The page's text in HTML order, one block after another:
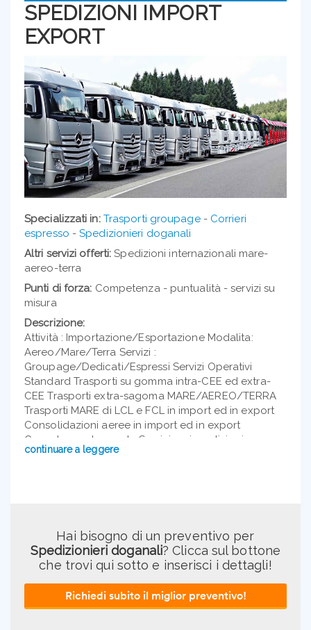
SPEDIZIONI IMPORT
EXPORT
Specializzati in: Trasporti groupage- Corrieri
espresso -Spedizionieri doganali
Altri servizi offerti:Spedizioni internazionali mare-
aereo-terra
Punti di forza: Competenza - puntualità - servizi su
misura
Descrizione:
Attività : Importazione/Esportazione Modalita:
Aereo/Mare/Terra Servizi :
Groupage/Dedicati/Espressi Servizi Operativi
Standard Trasporti su gomma intra-CEE ed extra-
CEE Trasporti extra-sagoma MARE/AEREO/TERRA
Trasporti MARE di LCL e FCL in import ed in export
Consolidazioni aeree in import ed in export
Consulenza doganale Servizi assicurativi sui
trasporti Attivita' di logistica e distribuzione
Spezia, Livorno, Trieste, Venezia, Ravenna, Ancona,
Napoli, Salerno, Civitavecchia, Gioia Tauro, Taranto,
Brindisi, Palermo. Uffici associati AEROPORTI:
Malpensa, Linate, Milano, Bergamo, Brescia, Venezia,
Torino, Genova, Pisa, Firenze, Bologna, Roma,
continuare a leggere
Hai bisogno di un preventivo per
Spedizionieri doganali? Clicca sul bottone
che trovi qui sotto e inserisci i dettagli!
Richiedi subito il miglior preventivo!